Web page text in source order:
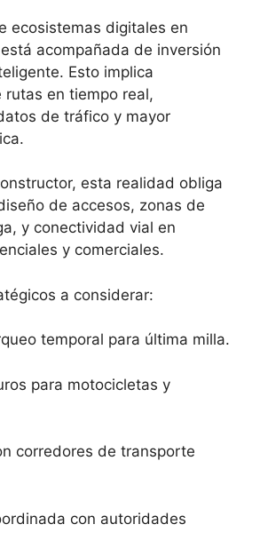
ecosistemas digitales en
acompañada de inversión
Esto implica
rutas en tiempo real,
de tráfico y mayor
esta realidad obliga
de accesos, zonas de
y conectividad vial en
y comerciales.
a considerar:
temporal para última milla.
para motocicletas y
corredores de transporte
con autoridades